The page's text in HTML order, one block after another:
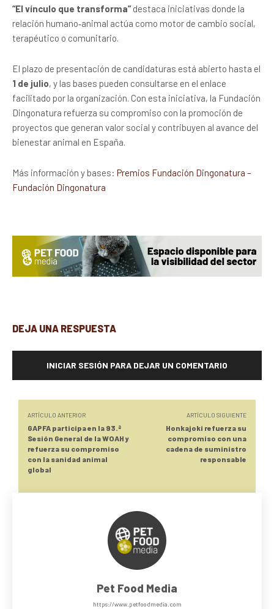
“El vínculo que transforma”destaca iniciativas donde la
relación humano‑animal actúa como motor de cambio social,
terapéutico o comunitario.
El plazo de presentación de candidaturas está abierto hasta el
1 de julio, y las bases pueden consultarse en el enlace
facilitado por la organización. Con esta iniciativa, la Fundación
Dingonatura refuerza su compromiso con la promoción de
proyectos que generan valor social y contribuyen al avance del
bienestar animal en España.
Más información y bases: Premios Fundación Dingonatura –
Fundación Dingonatura
DEJA UNA RESPUESTA
INICIAR SESIÓN PARA DEJAR UN COMENTARIO
ARTÍCULO ANTERIOR
GAPFA participa en la 93.ª
Sesión General de la WOAH y
refuerza su compromiso
con la sanidad animal
global
ARTÍCULO SIGUIENTE
Honkajoki refuerza su
compromiso con una
cadena de suministro
responsable
Pet Food Media
https://www.petfoodmedia.com